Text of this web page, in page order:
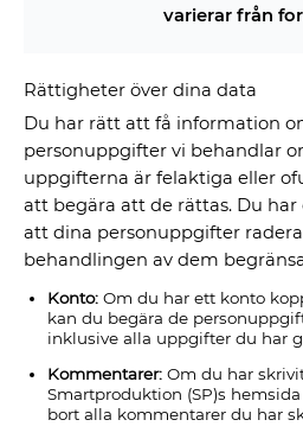
varierar från
Rättigheter över dina data
Du har rätt att få information
personuppgifter vi behandlar
uppgifterna är felaktiga eller
att begära att de rättas. Du
att dina personuppgifter
behandlingen av dem
Konto:Om du har ett konto
kan du begära de
inklusive alla uppgifter du har
Kommentarer:Om du har
Smartproduktion (SP)s
bort alla kommentarer du har